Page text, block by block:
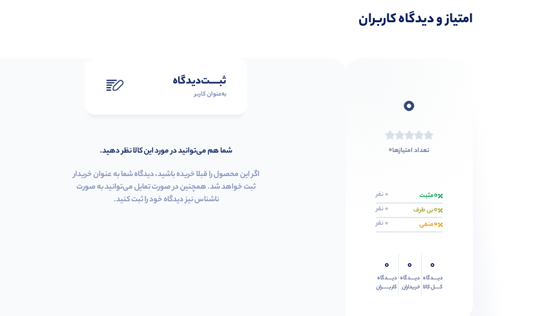
امتیاز و دیدگاه کاربران
0
تعداد امتیازها0
0مثبت 0 نفر
0بی طرف 0 نفر
0منفی 0 نفر
0
دیــــدگاه
کــــل کالا
0
دیــــدگاه
خریداران
0
دیــــدگاه
کاربـــــران
ثبـــــت‌دیدگاه
به‌عنوان کاربر
شما هم می‌توانید در مورد این کالا نظر دهید.
اگر این محصول را قبلا خریده باشید، دیدگاه شما به عنوان خریدار
ثبت خواهد شد. همچنین در صورت تمایل می‌توانید به صورت
ناشناس نیز دیدگاه خود را ثبت کنید.